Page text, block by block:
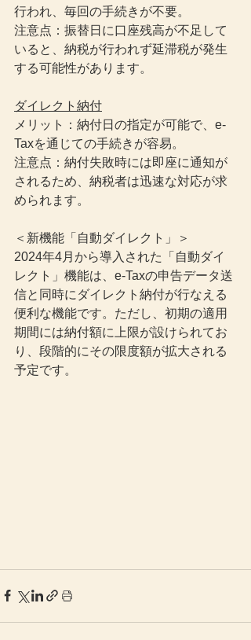
行われ、毎回の手続きが不要。
注意点：振替日に口座残高が不足して
いると、納税が行われず延滞税が発生
する可能性があります。
ダイレクト納付
メリット：納付日の指定が可能で、e-
Taxを通じての手続きが容易。
注意点：納付失敗時には即座に通知が
されるため、納税者は迅速な対応が求
められます。
＜新機能「自動ダイレクト」＞
2024年4月から導入された「自動ダイ
レクト」機能は、e-Taxの申告データ送
信と同時にダイレクト納付が行なえる
便利な機能です。ただし、初期の適用
期間には納付額に上限が設けられてお
り、段階的にその限度額が拡大される
予定です。